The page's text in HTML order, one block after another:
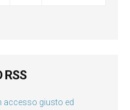
RSS
accesso giusto ed